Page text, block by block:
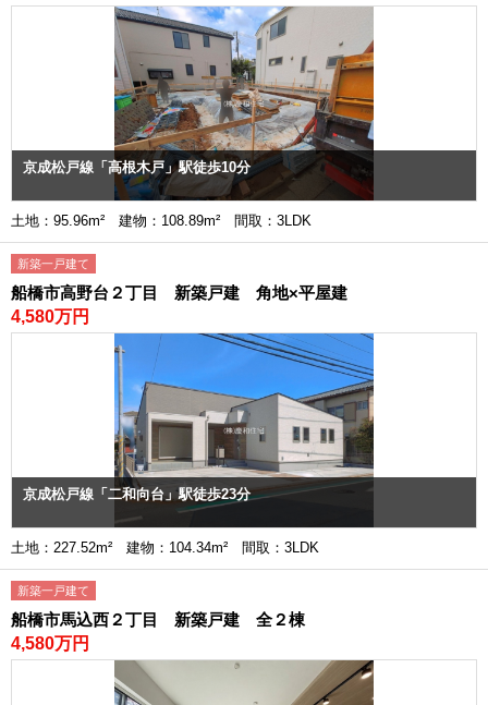
京成松戸線「高根木戸」駅徒歩10分
土地：95.96m² 建物：108.89m² 間取：3LDK
新築一戸建て
船橋市高野台２丁目 新築戸建 角地×平屋建
4,580万円
京成松戸線「二和向台」駅徒歩23分
土地：227.52m² 建物：104.34m² 間取：3LDK
新築一戸建て
船橋市馬込西２丁目 新築戸建 全２棟
4,580万円